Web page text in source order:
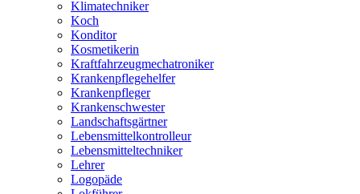
Klimatechniker
Koch
Konditor
Kosmetikerin
Kraftfahrzeugmechatroniker
Krankenpflegehelfer
Krankenpfleger
Krankenschwester
Landschaftsgärtner
Lebensmittelkontrolleur
Lebensmitteltechniker
Lehrer
Logopäde